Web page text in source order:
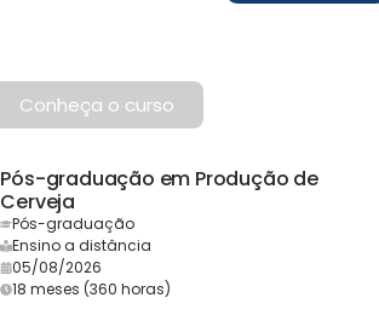
Conheça o curso
Pós-graduação em Produção de
Cerveja
Pós-graduação
Ensino a distância
05/08/2026
18 meses (360 horas)